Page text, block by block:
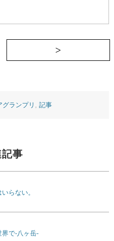
＜ 松岡修造氏と読んで熱く語りたい、親
グランプリ , 記事
記事
らない。
で-八ヶ岳-